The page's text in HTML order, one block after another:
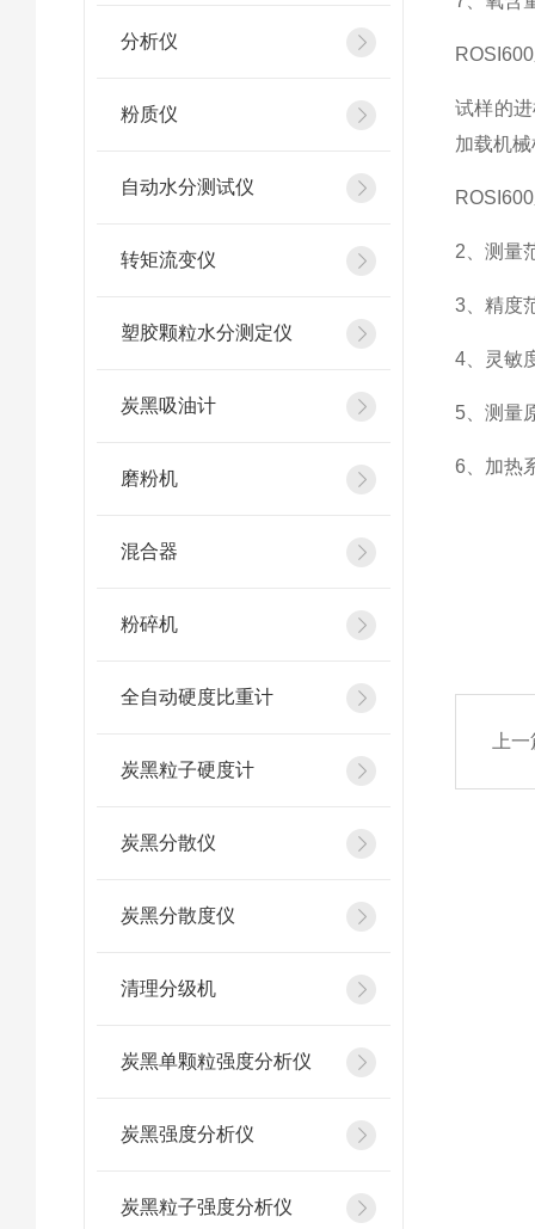
分析仪
粉质仪
自动水分测试仪
转矩流变仪
塑胶颗粒水分测定仪
炭黑吸油计
磨粉机
混合器
粉碎机
全自动硬度比重计
炭黑粒子硬度计
炭黑分散仪
炭黑分散度仪
清理分级机
炭黑单颗粒强度分析仪
炭黑强度分析仪
炭黑粒子强度分析仪
试样的
加载机
2、测量
3、精度
4、灵敏
5、测量
6、加热
上